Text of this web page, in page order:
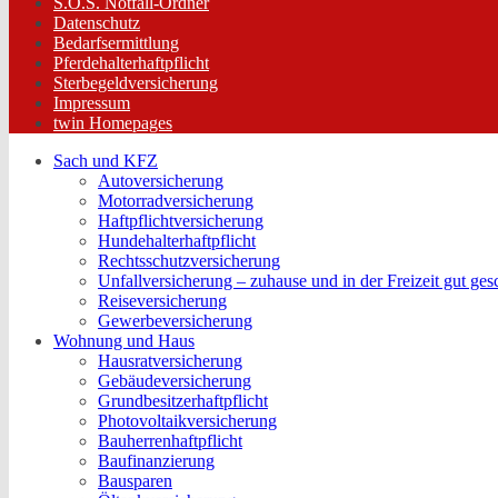
Datenschutz
Bedarfsermittlung
Pferdehalterhaftpflicht
Sterbegeldversicherung
Impressum
twin Homepages
Sach und KFZ
Autoversicherung
Motorradversicherung
Haftpflichtversicherung
Hundehalterhaftpflicht
Rechtsschutzversicherung
Unfallversicherung – zuhause und in der Freizeit gut
Reiseversicherung
Gewerbeversicherung
Wohnung und Haus
Hausratversicherung
Gebäudeversicherung
Grundbesitzerhaftpflicht
Photovoltaikversicherung
Bauherrenhaftpflicht
Baufinanzierung
Bausparen